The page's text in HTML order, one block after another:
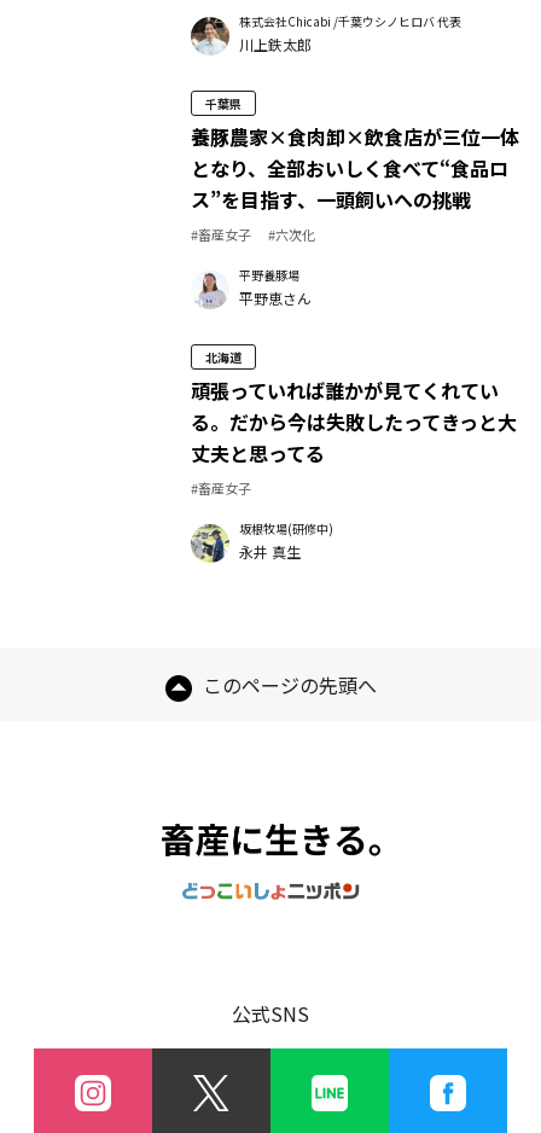
株式会社Chicabi /千葉ウシノヒロバ 代表
川上鉄太郎
千葉県
養豚農家×食肉卸×飲食店が三位一体
となり、全部おいしく食べて“食品ロ
ス”を目指す、一頭飼いへの挑戦
#畜産女子 #六次化
平野養豚場
平野恵さん
北海道
頑張っていれば誰かが見てくれてい
る。だから今は失敗したってきっと大
丈夫と思ってる
#畜産女子
坂根牧場(研修中)
永井 真生
このページの先頭へ
公式SNS